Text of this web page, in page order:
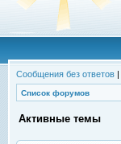
Сообщения без ответов |
Список форумов
Активные темы